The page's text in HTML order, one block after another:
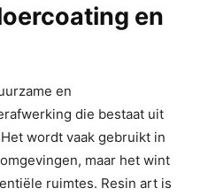
en
en
die bestaat uit
wordt vaak gebruikt in
maar het wint
ruimtes. Resin art is